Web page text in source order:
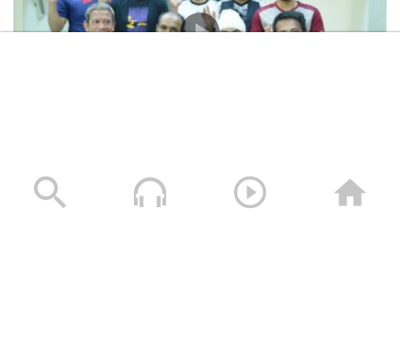
التي اغرقتها القوات المسلحة اليمنية